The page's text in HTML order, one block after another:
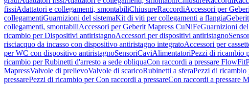
fissiAdattatori e collegamenti, smontabiliChiusureRaccordiAccessori per
collegamentiGuarnizioni del sistemaKit di viti per collegamenti a flangia
collegamenti, smontabiliAccessori per Geberit Mapress CuNiFeGuarnizioni del
ricambio per Dispositivi antiristagnoAccessori per dispositivi antiristagno
risciacquo da incasso con dispositivo antiristagno integratoAccessori per
per WC con dispositivo antiristagnoSensoriCaviAlimentatoriPezzi di ricambio
ricambio per Rubinetti d'arresto a sede obliquaCon raccordi a pressare FlowFit
MapressValvole di prelievoValvole di scaricoRubinetti a sferaPezzi di ricambio
pressarePezzi di ricambio per Con raccordi a pressareCon raccordi a pressare